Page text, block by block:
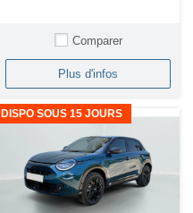
Comparer
Plus d'infos
DISPO SOUS 15 JOURS